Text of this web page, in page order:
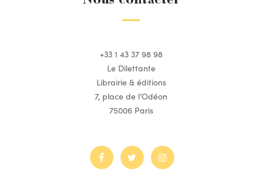
+33 1 43 37 98 98
Le Dilettante
Librairie & éditions
7, place de l’Odéon
75006 Paris